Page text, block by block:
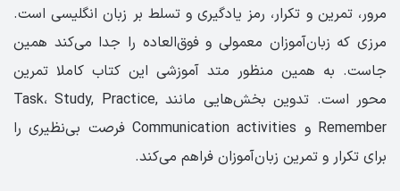
مرور، تمرین و تکرار، رمز یادگیری و تسلط بر زبان انگلیسی است.
مرزی که زبان‌آموزان معمولی و فوق‌العاده را جدا می‌کند همین
جاست. به همین منظور متد آموزشی این کتاب کاملا تمرین
محور است. تدوین بخش‌هایی مانند Task، Study, Practice,
Remember و Communication activities فرصت بی‌نظیری را
برای تکرار و تمرین زبان‌آموزان فراهم می‌کند.